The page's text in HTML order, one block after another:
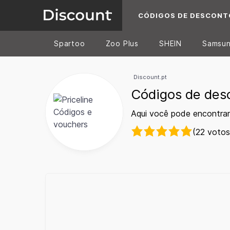
CÓDIGOS DE
Spartoo Zoo Plus SHEIN
Discount.pt
Códigos de
Aqui você pode
(22